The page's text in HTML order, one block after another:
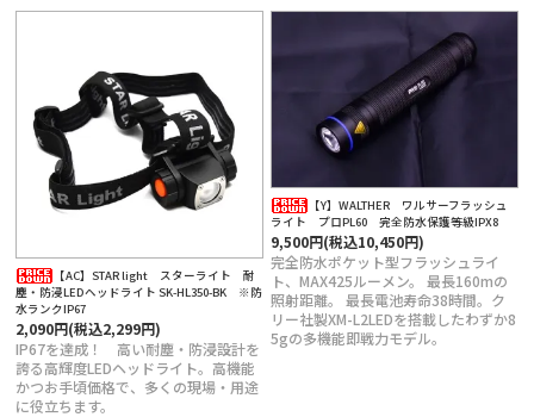
【AC】STAR light スターライト 耐
塵・防浸LEDヘッドライト SK-HL350-BK ※防
水ランクIP67
2,090円(税込2,299円)
IP67を達成！ 高い耐塵・防浸設計を
誇る高輝度LEDヘッドライト。高機能
かつお手頃価格で、多くの現場・用途
に役立ちます。
【Y】WALTHER ワルサーフラッシュ
ライト プロPL60 完全防水保護等級IPX8
9,500円(税込10,450円)
完全防水ポケット型フラッシュライ
ト、MAX425ルーメン。 最長160mの
照射距離。 最長電池寿命38時間。ク
リー社製XM-L2LEDを搭載したわずか8
5gの多機能即戦力モデル。